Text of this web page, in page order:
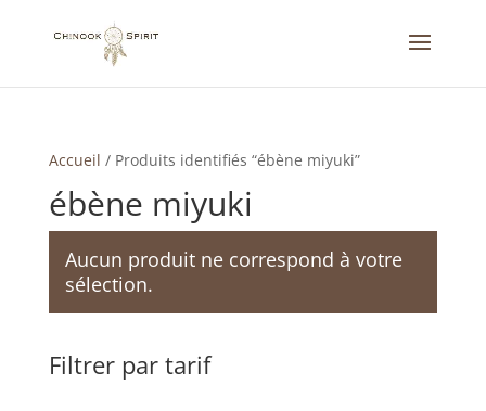
Accueil / Produits identifiés “ébène miyuki”
ébène miyuki
Aucun produit ne correspond à votre
sélection.
Filtrer par tarif